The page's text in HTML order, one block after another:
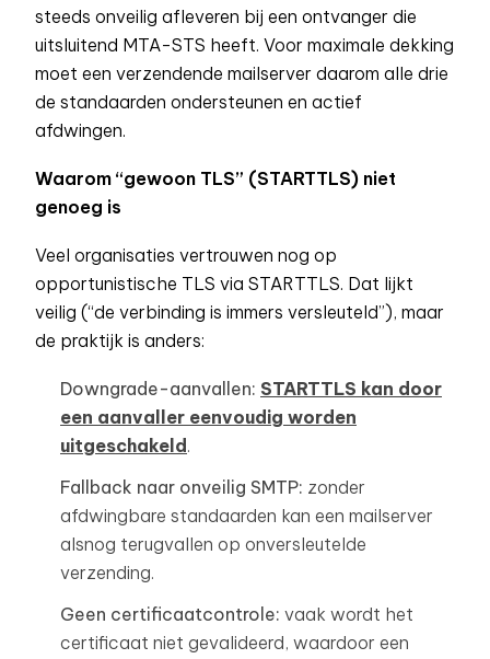
steeds onveilig afleveren bij een ontvanger die
uitsluitend MTA-STS heeft. Voor maximale dekking
moet een verzendende mailserver daarom alle drie
de standaarden ondersteunen en actief
afdwingen.
Waarom “gewoon TLS” (STARTTLS) niet
genoeg is
Veel organisaties vertrouwen nog op
opportunistische TLS via STARTTLS. Dat lijkt
veilig (“de verbinding is immers versleuteld”), maar
de praktijk is anders:
Downgrade-aanvallen: STARTTLS kan door
een aanvaller eenvoudig worden
uitgeschakeld .
Fallback naar onveilig SMTP: zonder
afdwingbare standaarden kan een mailserver
alsnog terugvallen op onversleutelde
verzending.
Geen certificaatcontrole: vaak wordt het
certificaat niet gevalideerd, waardoor een